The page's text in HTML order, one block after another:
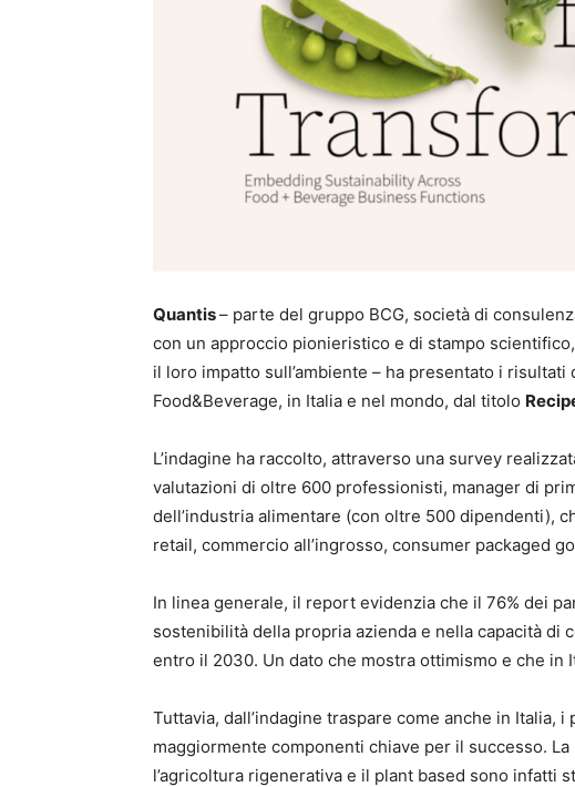
Quantis– parte del gruppo BCG, società di
con un approccio pionieristico e di stampo
il loro impatto sull’ambiente – ha presentato i
Food&Beverage, in Italia e nel mondo, dal titolo
L’indagine ha raccolto, attraverso una survey
valutazioni di oltre 600 professionisti, manager di
dell’industria alimentare (con oltre 500 dipendenti),
retail, commercio all’ingrosso, consumer packaged
In linea generale, il report evidenzia che il 76% dei
sostenibilità della propria azienda e nella capacità di
entro il 2030. Un dato che mostra ottimismo e che in
Tuttavia, dall’indagine traspare come anche in Italia,
maggiormente componenti chiave per il successo.
l’agricoltura rigenerativa e il plant based sono infatti